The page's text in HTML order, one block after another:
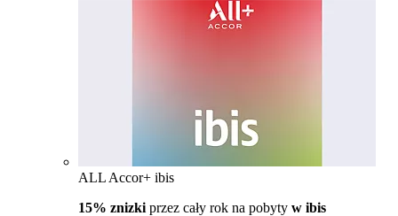
ALL Accor+ ibis
15% znizki przez cały rok na pobyty w ibis